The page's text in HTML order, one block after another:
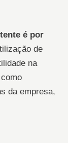
é por
de
na
da empresa,